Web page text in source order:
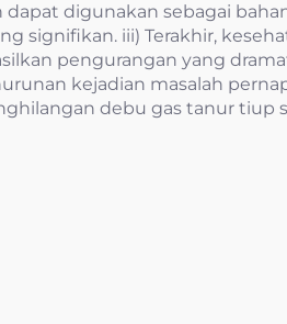
digunakan sebagai
signifikan. iii) Terakhir,
pengurangan yang
kejadian masalah
debu gas tanur tiup